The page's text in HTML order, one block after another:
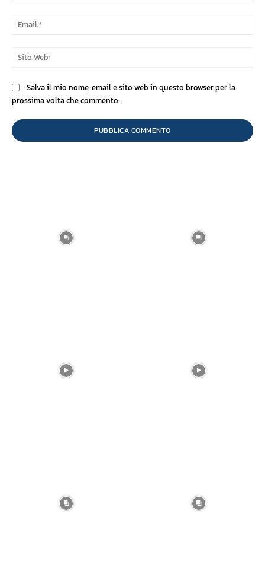
Salva il mio nome, email e sito web in questo browser per la
prossima volta che commento.